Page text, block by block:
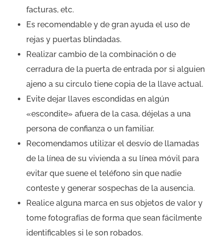
facturas, etc.
Es recomendable y de gran ayuda el uso de
rejas y puertas blindadas.
Realizar cambio de la combinación o de
cerradura de la puerta de entrada por si alguien
ajeno a su circulo tiene copia de la llave actual.
Evite dejar llaves escondidas en algún
«escondite» afuera de la casa, déjelas a una
persona de confianza o un familiar.
Recomendamos utilizar el desvío de llamadas
de la línea de su vivienda a su línea móvil para
evitar que suene el teléfono sin que nadie
conteste y generar sospechas de la ausencia.
Realice alguna marca en sus objetos de valor y
tome fotografías de forma que sean fácilmente
identificables si le son robados.